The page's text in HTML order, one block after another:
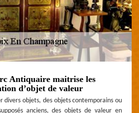
Antiquaire maitrise les
d’objet de valeur
divers objets, des objets contemporains ou
anciens, des objets de valeur en